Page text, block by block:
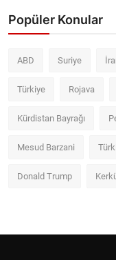
Popüler Konular
ABD Suriye
Türkiye Rojava
Kürdistan Bayrağı
Mesud Barzani
Donald Trump